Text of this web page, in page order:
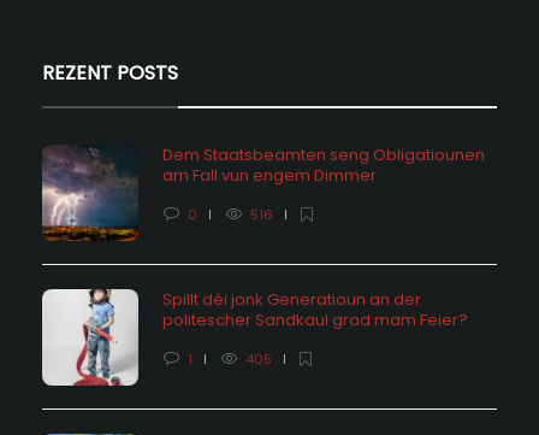
REZENT POSTS
Dem Staatsbeamten seng Obligatiounen
am Fall vun engem Dimmer
0 516
Spillt déi jonk Generatioun an der
politescher Sandkaul grad mam Feier?
1 405